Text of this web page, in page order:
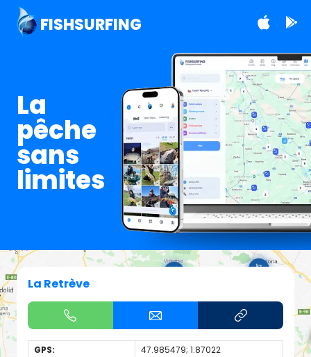
FISHSURFING
La
pêche
sans
limites
La Retrève
GPS:
47.985479; 1.87022